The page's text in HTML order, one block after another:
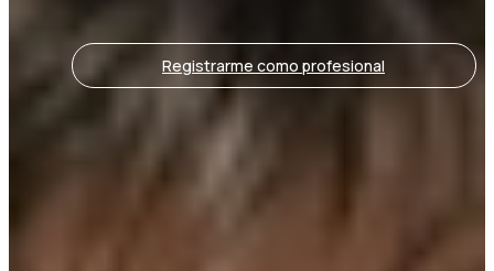
Registrarme como profesional